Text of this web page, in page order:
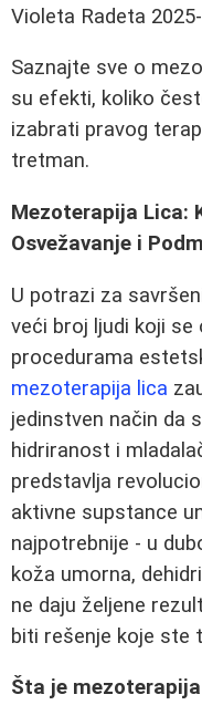
Violeta Radeta
Saznajte sve o
su efekti, koliko
izabrati pravog
tretman.
Mezoterapija Lica:
Osvežavanje i
U potrazi za
veći broj ljudi koji
procedurama
mezoterapija lica
jedinstven način da
hidriranost i
predstavlja
aktivne supstance
najpotrebnije - u
koža umorna,
ne daju željene
biti rešenje koje ste
Šta je